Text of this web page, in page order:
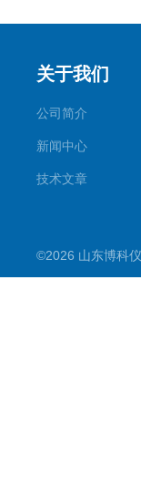
关于我们
公司简介
新闻中心
技术文章
©2026 山东博科